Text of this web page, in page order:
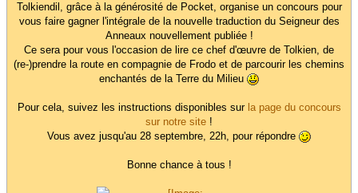
Tolkiendil, grâce à la générosité de Pocket, organise un concours pour
vous faire gagner l'intégrale de la nouvelle traduction du Seigneur des
Anneaux nouvellement publiée !
Ce sera pour vous l'occasion de lire ce chef d'œuvre de Tolkien, de
(re-)prendre la route en compagnie de Frodo et de parcourir les chemins
enchantés de la Terre du Milieu
Pour cela, suivez les instructions disponibles sur la page du concours
sur notre site !
Vous avez jusqu'au 28 septembre, 22h, pour répondre
Bonne chance à tous !